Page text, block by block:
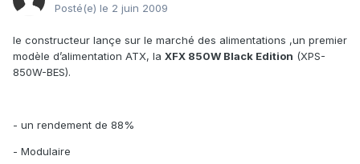
Posté(e) le 2 juin 2009
le constructeur lançe sur le marché des alimentations ,un premier
modèle d’alimentation ATX, la XFX 850W Black Edition (XPS-
850W-BES).
- un rendement de 88%
- Modulaire